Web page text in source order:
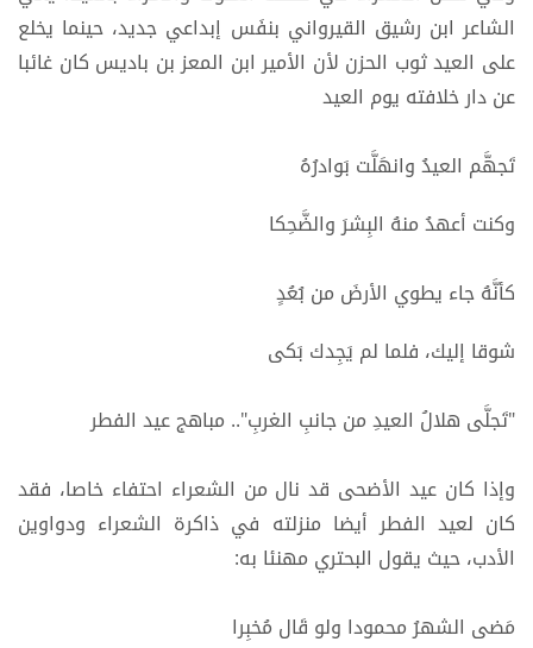
الشاعر ابن رشيق القيرواني بنفَس إبداعي جديد، حينما يخلع
على العيد ثوب الحزن لأن الأمير ابن المعز بن باديس كان غائبا
عن دار خلافته يوم العيد
تَجهَّم العيدُ وانهَلَّت بَوادرُهُ
وكنت أعهدُ منهُ البِشرَ والضَّحِكا
كأنَّهُ جاء يطوي الأرضَ من بُعُدٍ
شوقا إليك، فلما لم يَجِدك بَكى
"تَجلَّى هلالُ العيدِ من جانبِ الغربِ".. مباهج عيد الفطر
وإذا كان عيد الأضحى قد نال من الشعراء احتفاء خاصا، فقد
كان لعيد الفطر أيضا منزلته في ذاكرة الشعراء ودواوين
الأدب، حيث يقول البحتري مهنئا به:
مَضى الشهرُ محمودا ولو قَال مُخبِرا